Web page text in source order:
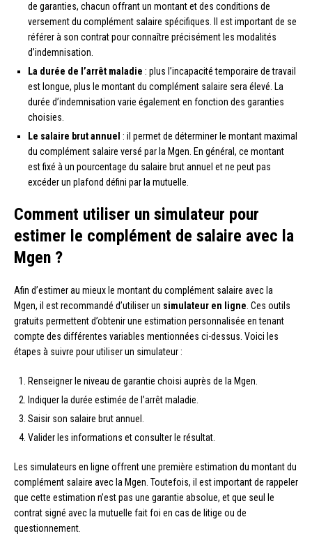
de garanties, chacun offrant un montant et des conditions de
versement du complément salaire spécifiques. Il est important de se
référer à son contrat pour connaître précisément les modalités
d’indemnisation.
La durée de l’arrêt maladie : plus l’incapacité temporaire de travail
est longue, plus le montant du complément salaire sera élevé. La
durée d’indemnisation varie également en fonction des garanties
choisies.
Le salaire brut annuel : il permet de déterminer le montant maximal
du complément salaire versé par la Mgen. En général, ce montant
est fixé à un pourcentage du salaire brut annuel et ne peut pas
excéder un plafond défini par la mutuelle.
Comment utiliser un simulateur pour
estimer le complément de salaire avec la
Mgen ?
Afin d’estimer au mieux le montant du complément salaire avec la
Mgen, il est recommandé d’utiliser un simulateur en ligne. Ces outils
gratuits permettent d’obtenir une estimation personnalisée en tenant
compte des différentes variables mentionnées ci-dessus. Voici les
étapes à suivre pour utiliser un simulateur :
Renseigner le niveau de garantie choisi auprès de la Mgen.
Indiquer la durée estimée de l’arrêt maladie.
Saisir son salaire brut annuel.
Valider les informations et consulter le résultat.
Les simulateurs en ligne offrent une première estimation du montant du
complément salaire avec la Mgen. Toutefois, il est important de rappeler
que cette estimation n’est pas une garantie absolue, et que seul le
contrat signé avec la mutuelle fait foi en cas de litige ou de
questionnement.